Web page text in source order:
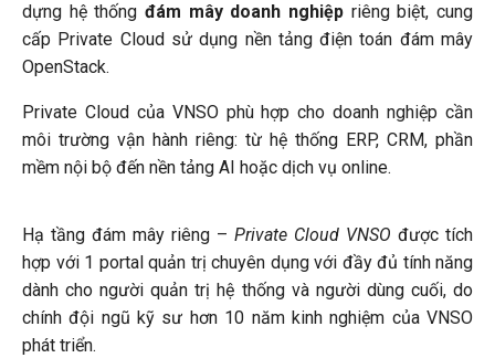
dựng hệ thống đám mây doanh nghiệp riêng biệt, cung
cấp Private Cloud sử dụng nền tảng điện toán đám mây
OpenStack.
Private Cloud của VNSO phù hợp cho doanh nghiệp cần
môi trường vận hành riêng: từ hệ thống ERP, CRM, phần
mềm nội bộ đến nền tảng AI hoặc dịch vụ online.
Hạ tầng đám mây riêng – Private Cloud VNSO được tích
hợp với 1 portal quản trị chuyên dụng với đầy đủ tính năng
dành cho người quản trị hệ thống và người dùng cuối, do
chính đội ngũ kỹ sư hơn 10 năm kinh nghiệm của VNSO
phát triển.